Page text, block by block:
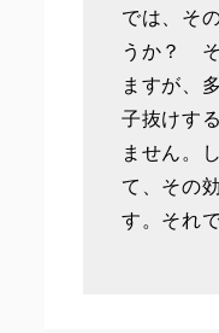
では、そ
うか？
ますが、
子抜けす
ません。
て、その
す。それ